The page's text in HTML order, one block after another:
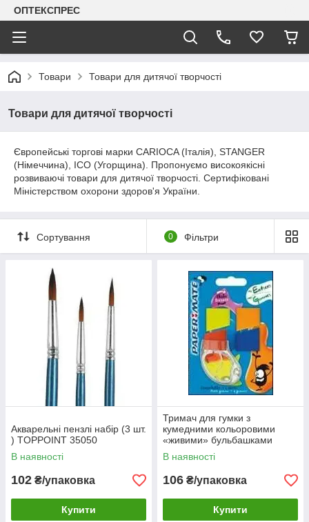
ОПТЕКСПРЕС
Товари Товари для дитячої творчості
Товари для дитячої творчості
Європейські торгові марки CARIOCA (Італія), STANGER
(Німеччина), ICO (Угорщина). Пропонуємо високоякісні
розвиваючі товари для дитячої творчості. Сертифіковані
Міністерством охорони здоров'я України.
Сортування 0 Фільтри
Акварельні пензлі набір (3 шт.
) TOPPOINT 35050
В наявності
102 ₴/упаковка
Купити
Тримач для гумки з
кумедними кольоровими
«живими» бульбашками
торгової марки PAPER MATE
В наявності
106 ₴/упаковка
Купити